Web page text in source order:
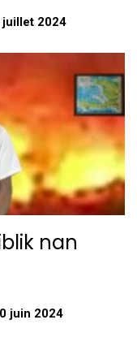
juillet 2024
nan
juin 2024